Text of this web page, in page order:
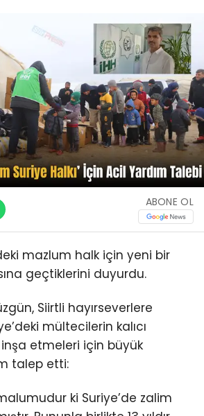
ABONE OL
mazlum halk için yeni bir
geçtiklerini duyurdu.
Siirtli hayırseverlere
mültecilerin kalıcı
etmeleri için büyük
talep etti:
ki Suriye’de zalim